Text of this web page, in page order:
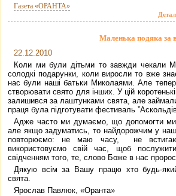
Газета «ОРАНТА»
Маленька подяка за
22.12.2010
Коли ми були дітьми то завжди чекали
солодкі подарунки, коли виросли то вже
нас були наші батьки Миколаями. Але
створювати свято для інших. У цій
залишився за лаштунками свята, але
праця була підготувати фестиваль
Адже часто ми думаємо, що допомогти ми
але якщо задуматись, то найдорожчим у
повторюємо: не маю часу, не
використовуємо свій час, щоб
свідченням того, те, слово Боже в нас
Дякую всім за Вашу працю хто будь-
свята.
Ярослав Павлюк, «Оранта»